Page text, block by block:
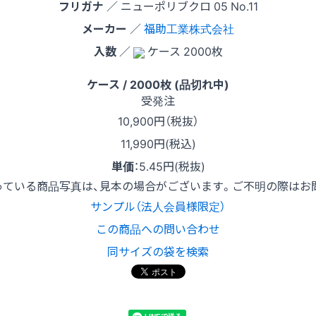
フリガナ ／ ニューポリブクロ 05 No.11
メーカー ／福助工業株式会社
入数／
ケース 2000枚
ケース / 2000枚 (品切れ中)
受発注
10,900円（税抜）
11,990円(税込)
単価：5.45円(税抜)
いる商品写真は、見本の場合がございます。ご不明の際はお
サンプル（法人会員様限定）
この商品への問い合わせ
同サイズの袋を検索